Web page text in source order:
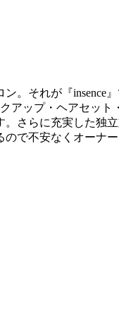
。それが『insence
アップ・ヘアセット
さらに充実した独
で不安なくオーナ